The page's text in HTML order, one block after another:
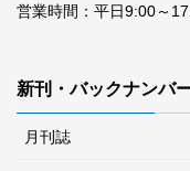
営業時間：平日9:00～
新刊・バックナンバ
月刊誌